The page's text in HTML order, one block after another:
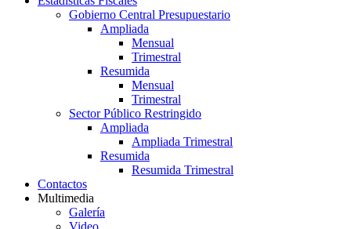
Gobierno Central Presupuestario
Ampliada
Mensual
Trimestral
Resumida
Mensual
Trimestral
Sector Público Restringido
Ampliada
Ampliada Trimestral
Resumida
Resumida Trimestral
Contactos
Multimedia
Galería
Video